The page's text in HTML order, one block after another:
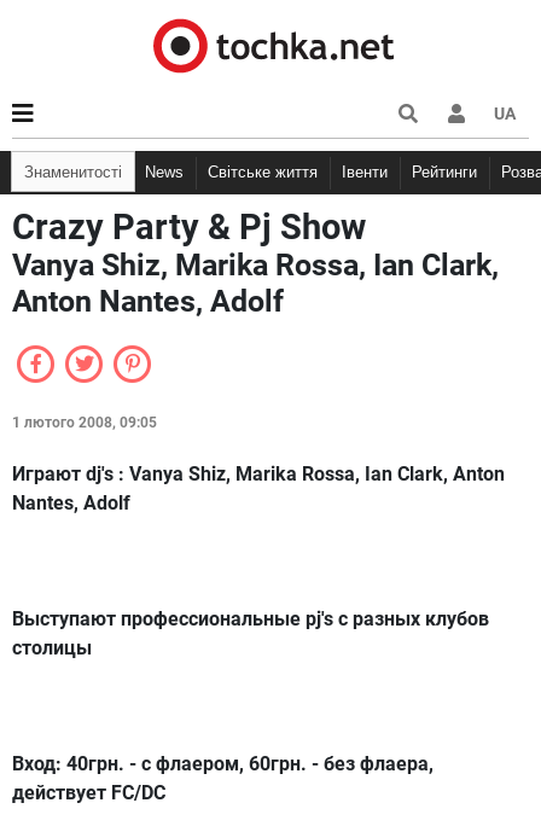
UA
Знаменитості News Світське життя Івенти Рейтинги
Crazy Party & Pj Show
Vanya Shiz, Marika Rossa, Ian Clark,
Anton Nantes, Adolf
1 лютого 2008, 09:05
Играют dj's : Vanya Shiz, Marika Rossa, Ian Clark, Anton
Nantes, Adolf
Выступают профессиональные pj's с разных клубов
столицы
Вход: 40грн. - с флаером, 60грн. - без флаера,
действует FC/DC